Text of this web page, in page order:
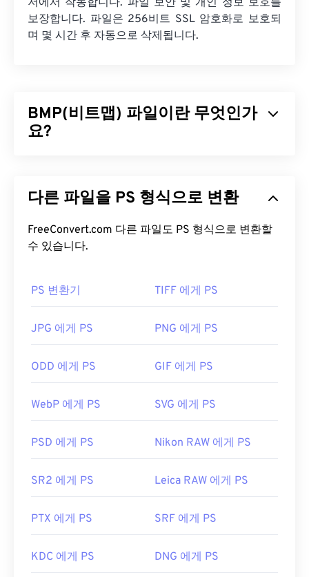
저에서 작동합니다. 파일 보안 및 개인 정보 보호를
보장합니다. 파일은 256비트 SSL 암호화로 보호되
며 몇 시간 후 자동으로 삭제됩니다.
BMP(비트맵) 파일이란 무엇인가
요?
스터 그래픽이라는 도트 매트릭스 데이터 구조를 사
로 사진의 디지털 출판에 사용됩니다. 하지만 압축률
이 낮기 때문에 BMP 파일은 일반적으로 크기가 큽니
BMP 파일을 어떻게 여나요?
BMP는 장치에 따라 달라지거나 독립적일 수 있습니
게 열리며, Microsoft 운영 체제와 관련이 있는 경우
가 많습니다. Microsoft와의 연관성에도 불구하고, 장
또는 응용 프로그램에서 열 수 있습니다.
은 다양한 애플리케이션을 사용하여 BMP 파일을 만
들 수 있습니다. BMP를 벡터 기반 이미지로 변환해
BMP 파일을 열 수 있는 다른 애플리케이션으로는
Preview,Apple Photos ColorStrokes등이 있습니
다른 파일을 PS 형식으로 변환
FreeConvert.com 다른 파일도 PS 형식으로 변환할
수 있습니다.
PS 변환기 TIFF 에게 PS
JPG 에게 PS PNG 에게 PS
ODD 에게 PS GIF 에게 PS
WebP 에게 PS SVG 에게 PS
PSD 에게 PS Nikon RAW 에게 PS
SR2 에게 PS Leica RAW 에게 PS
PTX 에게 PS SRF 에게 PS
KDC 에게 PS DNG 에게 PS